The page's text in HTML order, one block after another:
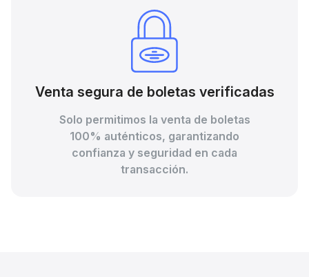
Venta segura de boletas verificadas
Solo permitimos la venta de boletas
100% auténticos, garantizando
confianza y seguridad en cada
transacción.